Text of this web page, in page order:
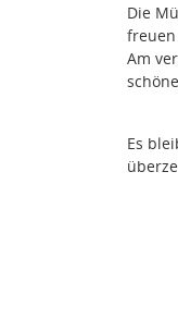
Die
freuen
Am
Es